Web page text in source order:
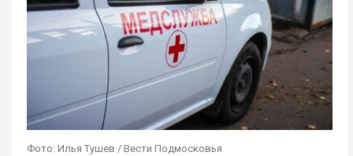
Фото: Илья Тушев / Вести Подмосковья